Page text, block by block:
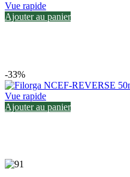
Vue rapide
Ajouter au panier
-33%
Vue rapide
Ajouter au panier